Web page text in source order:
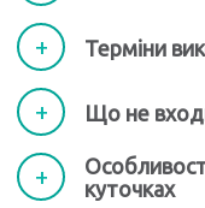
Терміни
Що не
куточках